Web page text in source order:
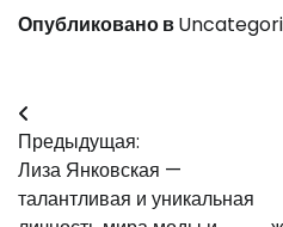
Опубликовано в
Навигация
по
записям
Предыдущая:
Лиза Янковская —
талантливая и уникальная